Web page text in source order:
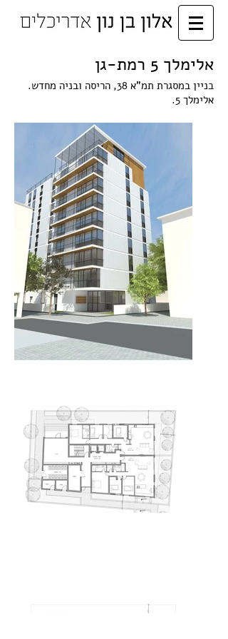
אלימלך 5 רמת-גן
בניין במסגרת תמ"א 38, הריסה ובניה מחדש.
אלימלך 5.